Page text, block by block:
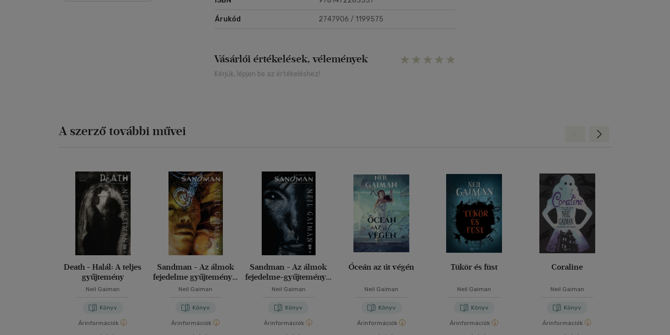
Árukód 2747906 / 1199575
Vásárlói értékelések, vélemények
Kérjük, lépjen be az értékeléshez!
A szerző további művei
Death - Halál: A teljes
gyűjtemény
Neil Gaiman
Könyv
Árinformációk
Sandman - Az álmok
fejedelme gyűjtemény -
Negyedik kötet
Neil Gaiman
Könyv
Árinformációk
Sandman - Az álmok
fejedelme-gyűjtemény -
Harmadik kötet
Neil Gaiman
Könyv
Árinformációk
Óceán az út végén
Neil Gaiman
Könyv
Árinformációk
Tükör és füst
Neil Gaiman
Könyv
Árinformációk
Coraline
Neil Gaiman
Könyv
Árinformációk
Előre